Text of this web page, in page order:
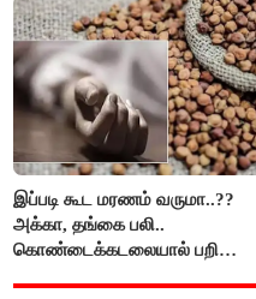
கைது..!!
இப்படி கூட மரணம் வருமா..??
அக்கா, தங்கை பலி..
கொண்டைக்கடலையால் பறிபோன